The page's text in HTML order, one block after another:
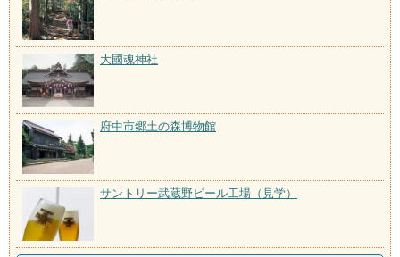
大國魂神社
府中市郷土の森博物館
サントリー武蔵野ビール工場（見学）